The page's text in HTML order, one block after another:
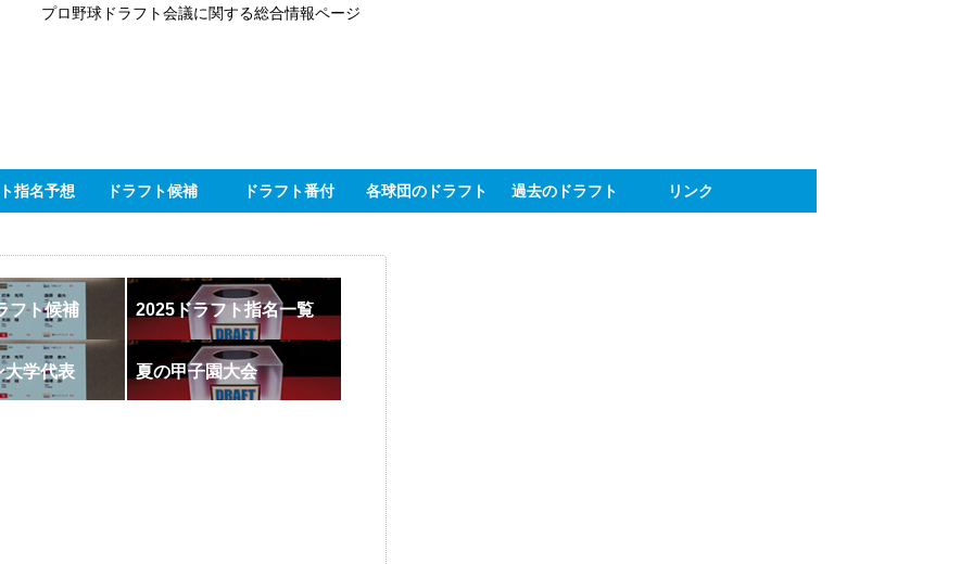
プロ野球ドラフト会議に関する総合情報ページ
指名予想 ドラフト候補 ドラフト番付 各球団のドラフト 過去のドラフト リンク
フト候補 2025ドラフト指名一覧
大学代表 夏の甲子園大会